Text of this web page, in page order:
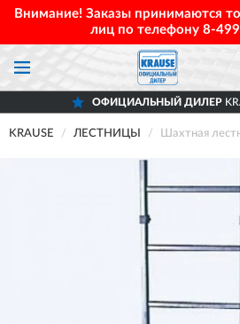
Внимание! Заказы принимаются
лиц по телефону 8-
ОФИЦИАЛЬНЫЙ ДИЛЕР
KRAUSE ЛЕСТНИЦЫ Шахтная